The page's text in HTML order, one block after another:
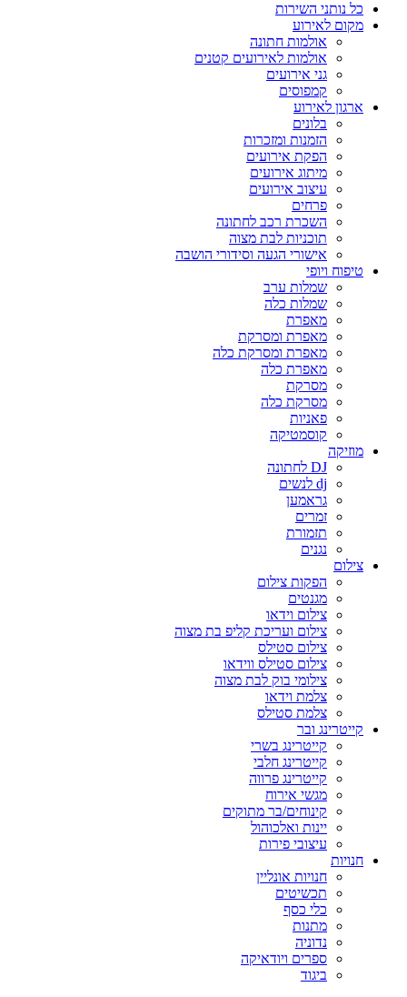
כל נותני השירות
מקום לאירוע
אולמות חתונה
אולמות לאירועים קטנים
גני אירועים
קמפוסים
ארגון לאירוע
בלונים
הזמנות ומזכרות
הפקת אירועים
מיתוג אירועים
עיצוב אירועים
פרחים
השכרת רכב לחתונה
תוכניות לבת מצוה
אישורי הגעה וסידורי הושבה
טיפוח ויופי
שמלות ערב
שמלות כלה
מאפרת
מאפרת ומסרקת
מאפרת ומסרקת כלה
מאפרת כלה
מסרקת
מסרקת כלה
פאניות
קוסמטיקה
מוזיקה
DJ לחתונה
dj לנשים
גראמען
זמרים
תזמורת
נגנים
צילום
הפקות צילום
מגנטים
צילום וידאו
צילום ועריכת קליפ בת מצוה
צילום סטילס
צילום סטילס ווידאו
צילומי בוק לבת מצוה
צלמת וידאו
צלמת סטילס
קייטרינג ובר
קייטרינג בשרי
קייטרינג חלבי
קייטרינג פרווה
מגשי אירוח
קינוחים/בר מתוקים
יינות ואלכוהול
עיצובי פירות
חנויות
חנויות אונליין
תכשיטים
כלי כסף
מתנות
נדוניה
ספרים ויודאיקה
ביגוד